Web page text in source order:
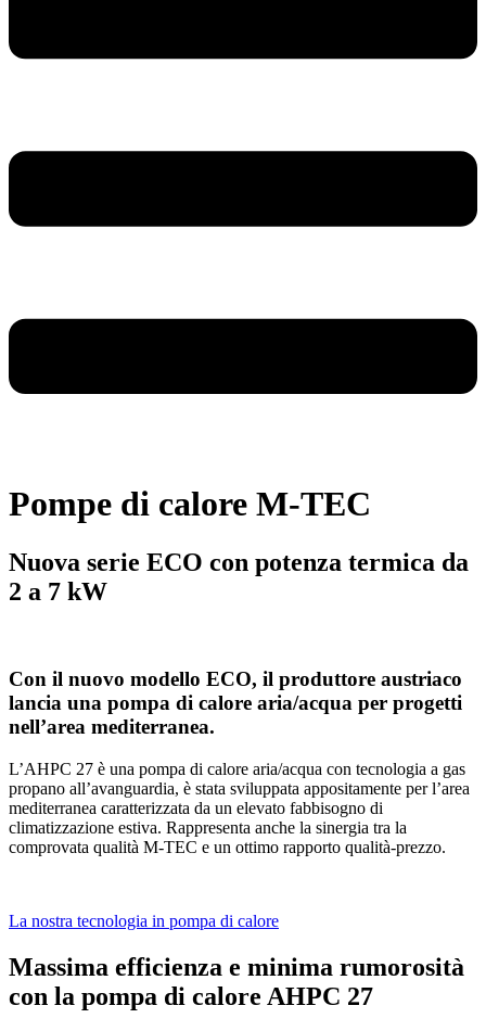
Pompe di calore M-TEC
Nuova serie ECO con potenza termica da
2 a 7 kW
Con il nuovo modello ECO, il produttore austriaco
lancia una pompa di calore aria/acqua per progetti
nell’area mediterranea.
L’AHPC 27 è una pompa di calore aria/acqua con tecnologia a gas
propano all’avanguardia, è stata sviluppata appositamente per l’area
mediterranea caratterizzata da un elevato fabbisogno di
climatizzazione estiva. Rappresenta anche la sinergia tra la
comprovata qualità M-TEC e un ottimo rapporto qualità-prezzo.
La nostra tecnologia in pompa di calore
Massima efficienza e minima rumorosità
con la pompa di calore AHPC 27